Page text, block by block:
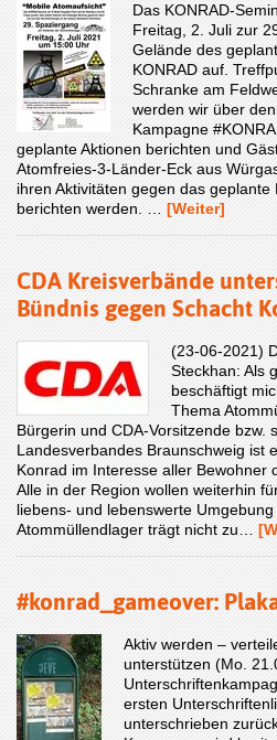
Das KONRAD-
Freitag, 2. Juli zur
Gelände des
KONRAD auf.
Schranke am
werden wir über
Kampagne
geplante Aktionen berichten und
Atomfreies-3-Länder-Eck aus
ihren Aktivitäten gegen das geplante
berichten werden. … [Weiter]
CDA Kreisverbände
Bündnis gegen Schacht
(23-06-2021)
Steckhan: Als
beschäftigt
Thema
Bürgerin und CDA-Vorsitzende bzw.
Landesverbandes Braunschweig ist
Konrad im Interesse aller Bewohner
Alle in der Region wollen weiterhin
liebens- und lebenswerte
Atommüllendlager trägt nicht zu…
#konrad_gameover:
Aktiv werden –
unterstützen (Mo.
ersten
unterschrieben